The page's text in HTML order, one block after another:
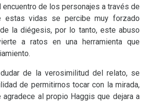
de los personajes a través de
estas vidas se percibe muy forzado
la diégesis, por lo tanto, este abuso
a ratos en una herramienta que
de la verosimilitud del relato, se
de permitirnos tocar con la mirada,
al propio Haggis que dejara a